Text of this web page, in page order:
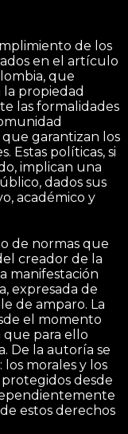
de los
en el artículo
que
propiedad
las formalidades
que garantizan los
Estas políticas, si
implican una
dados sus
académico y
de normas que
creador de la
manifestación
expresada de
de amparo. La
el momento
que para ello
De la autoría se
morales y los
desde
estos derechos